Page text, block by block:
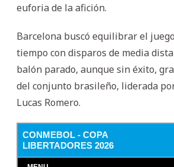
euforia de la afición.
Barcelona buscó equilibrar el
tiempo con disparos de media
balón parado, aunque sin éxito,
del conjunto brasileño, liderada
Lucas Romero.